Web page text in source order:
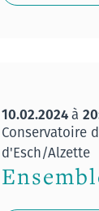
10.02.2024à
Conservatoire
d'Esch/Alzette